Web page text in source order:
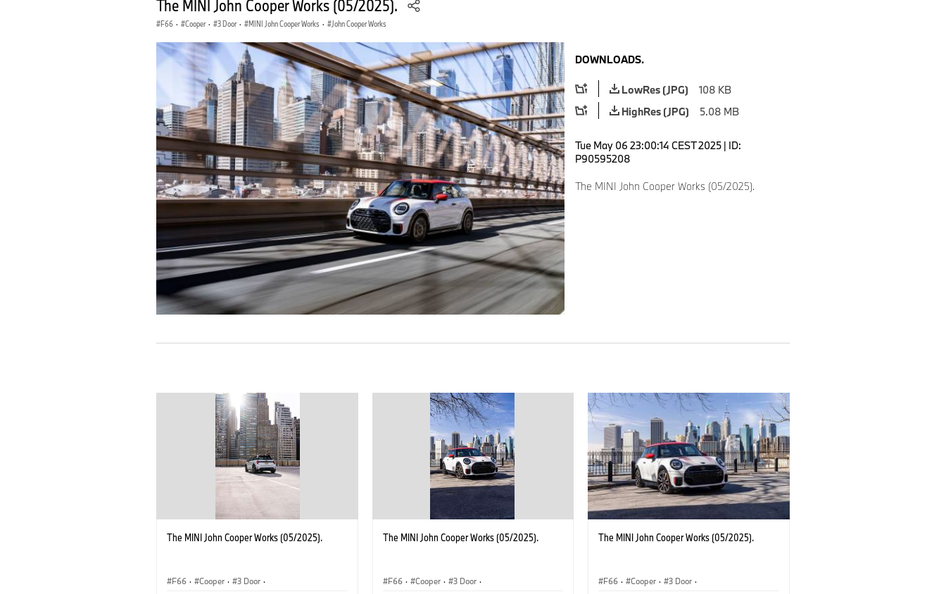
The MINI John Cooper Works (05/2025).
F66 · Cooper · 3 Door · MINI John Cooper Works · John Cooper Works
DOWNLOADS.
LowRes (JPG)
108 KB
HighRes (JPG)
5.08 MB
Tue May 06 23:00:14 CEST 2025 | ID:
P90595208
The MINI John Cooper Works (05/2025).
The MINI John Cooper Works (05/2025).
F66 · Cooper · 3 Door ·
The MINI John Cooper Works (05/2025).
F66 · Cooper · 3 Door ·
The MINI John Cooper Works (05/2025).
F66 · Cooper · 3 Door ·